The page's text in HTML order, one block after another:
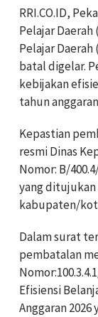
RRI.CO.ID,
Pelajar
Pelajar
batal digelar.
kebijakan
tahun
Kepastian
resmiDinas
Nomor: B/
yang
kabupaten/
Dalam surat
pembatalan
Efisiensi
Anggaran